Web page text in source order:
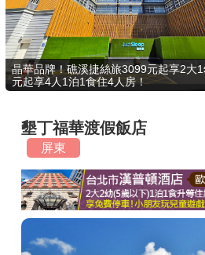
好康優惠
最新消息
最新留言
商家合作
推薦景點
晶華品牌！礁溪捷絲旅3099元起享2大
元起享4人1泊1食住4人房！
墾丁福華渡假飯店
屏東